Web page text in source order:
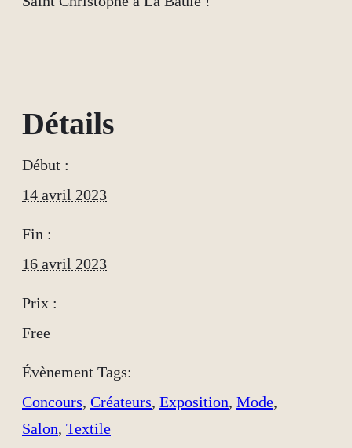
Détails
Début :
14 avril 2023
Fin :
16 avril 2023
Prix :
Free
Évènement Tags:
Concours, Créateurs, Exposition, Mode,
Salon, Textile